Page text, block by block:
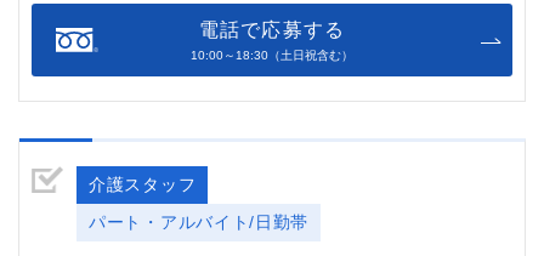
電話で応募する
10:00～18:30（土日祝含む）
介護スタッフ
パート・アルバイト/日勤帯